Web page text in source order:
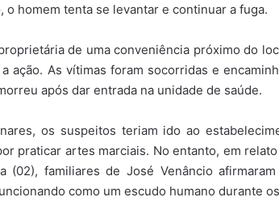
homem tenta se levantar e continuar a fuga.
de uma conveniência próximo do
ação. As vítimas foram socorridas e
após dar entrada na unidade de saúde.
os suspeitos teriam ido ao
praticar artes marciais. No entanto, em
(02), familiares de José Venâncio
como um escudo humano durante